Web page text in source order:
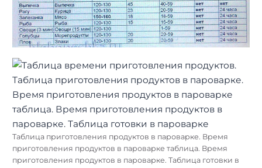
Таблица приготовления продуктов в пароварке. Время
приготовления продуктов в пароварке таблица. Время
приготовления продуктов в пароварке. Таблица готовки в